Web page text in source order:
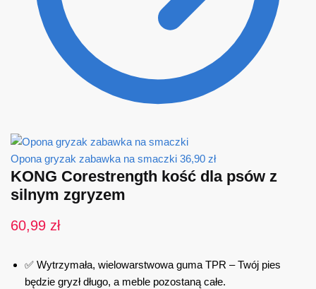
Opona gryzak zabawka na smaczki 36,90 zł
KONG Corestrength kość dla psów z
silnym zgryzem
60,99 zł
✅ Wytrzymała, wielowarstwowa guma TPR – Twój pies
będzie gryzł długo, a meble pozostaną całe.